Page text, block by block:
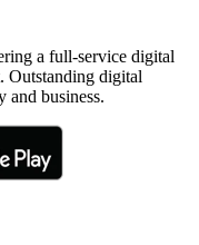
a full-service digital
Outstanding digital
business.